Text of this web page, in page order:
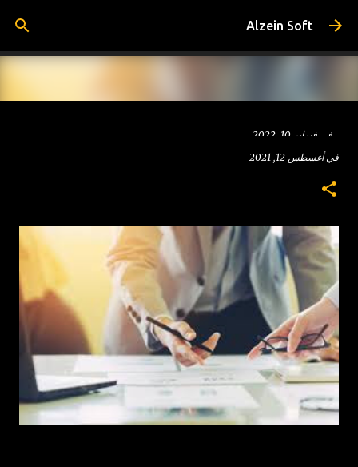
التخطي إلى المحتوى الرئيسيAlzein Soft
في فبراير 10, 2022
المحاسبة المالية : هى اهم انواع المحاسبة التى تهتم بستجيل
النقدية وقائمة الدخل وفقا للمعايير المحاسبية المتفق عليها التى تخص
داخل الشركة اوخارجها . هي الفرع الأم للمحاسبة و هي تعنى بتسجيل
و تبويب العمليات المالية من أجل الحصول على بيانات مالية ملخصة
لصالح متخذي القرار مثل اصحاب المنشآه هى مجموعة من الفروض
والقواعد والمبادئ العلمية المتعارف عليها التى تحكم عملية تسجيل
وتبويب العمليات المالية المتعلقة بشركة معينة اعتماداً على مجموعة
من المستندات والدفاتر و القوائم المالية لتحديد نتائج أعمال ونشاط
الشركة عن فترة معينة وتصوير المركز المالى لها فى تاريخ محدد
تعريفات اخرى عن المحاسبه المالية : تعد المحاسبة المالية بمثابة
وسيلة لتوفير المعلومات المالية للادارة وللغير حتى تمكنهم من اتخاذ
قراراتهم الاقتصادية ، ويتمثل فى اصحاب الشركة ، والمستثمرين
والنقابات العمالية ، والغرف التجارية ، والهيئات الحكومية المختلفة.
1
فيأغسطس 12, 2021